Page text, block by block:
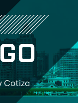
GO
Cotiza